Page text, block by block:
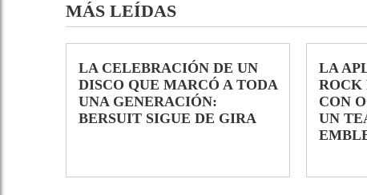
MÁS LEÍDAS
LA CELEBRACIÓN DE UN
DISCO QUE MARCÓ A TODA
UNA GENERACIÓN:
BERSUIT SIGUE DE GIRA
LA
ROCK
CON
UN